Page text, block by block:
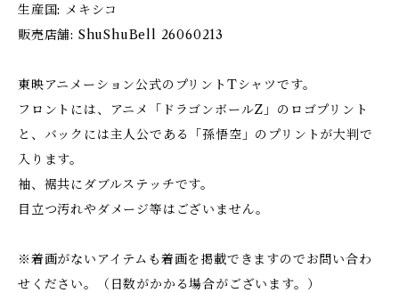
生産国: メキシコ
販売店舗: ShuShuBell 26060213
東映アニメーション公式のプリントTシャツです。
フロントには、アニメ「ドラゴンボールZ」のロゴプリント
と、バックには主人公である「孫悟空」のプリントが大判で
入ります。
袖、裾共にダブルステッチです。
目立つ汚れやダメージ等はございません。
※着画がないアイテムも着画を掲載できますのでお問い合わ
せください。（日数がかかる場合がございます。）